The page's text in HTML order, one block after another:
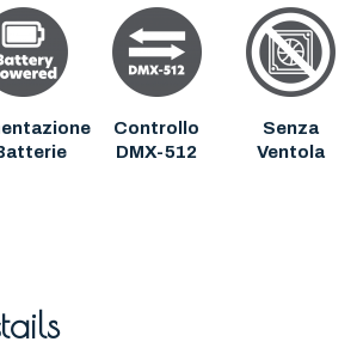
Controllo
DMX-512
Senza
Ventola